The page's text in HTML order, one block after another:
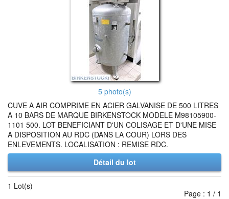
5 photo(s)
CUVE A AIR COMPRIME EN ACIER GALVANISE DE 500 LITRES
A 10 BARS DE MARQUE BIRKENSTOCK MODELE M98105900-
1101 500. LOT BENEFICIANT D'UN COLISAGE ET D'UNE MISE
A DISPOSITION AU RDC (DANS LA COUR) LORS DES
ENLEVEMENTS. LOCALISATION : REMISE RDC.
Détail du lot
1 Lot(s)
Page : 1 / 1